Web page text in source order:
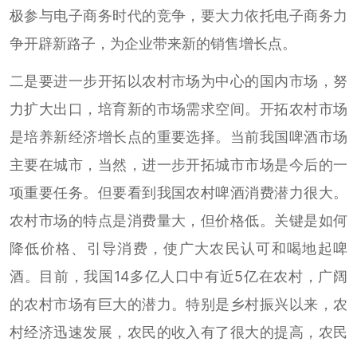
极参与电子商务时代的竞争，要大力依托电子商务力
争开辟新路子，为企业带来新的销售增长点。
二是要进一步开拓以农村市场为中心的国内市场，努
力扩大出口，培育新的市场需求空间。开拓农村市场
是培养新经济增长点的重要选择。当前我国啤酒市场
主要在城市，当然，进一步开拓城市市场是今后的一
项重要任务。但要看到我国农村啤酒消费潜力很大。
农村市场的特点是消费量大，但价格低。关键是如何
降低价格、引导消费，使广大农民认可和喝地起啤
酒。目前，我国14多亿人口中有近5亿在农村，广阔
的农村市场有巨大的潜力。特别是乡村振兴以来，农
村经济迅速发展，农民的收入有了很大的提高，农民